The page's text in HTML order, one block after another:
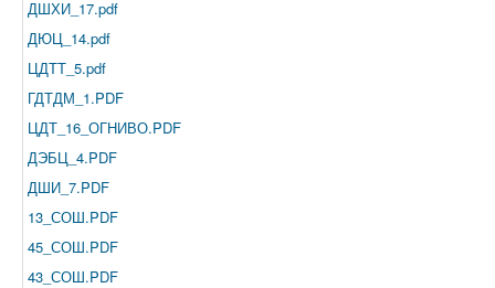
ДШХИ_17.pdf
ДЮЦ_14.pdf
ЦДТТ_5.pdf
ГДТДМ_1.PDF
ЦДТ_16_ОГНИВО.PDF
ДЭБЦ_4.PDF
ДШИ_7.PDF
13_СОШ.PDF
45_СОШ.PDF
43_СОШ.PDF